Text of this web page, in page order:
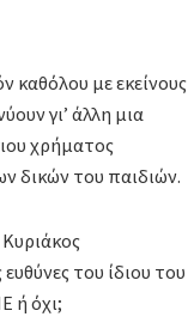
καθόλου με εκείνους
γι’ άλλη μια
χρήματος
δικών του παιδιών.
του ίδιου του
ή όχι;